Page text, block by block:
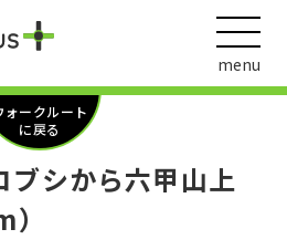
menu
ォークルート
に戻る
ブシから六甲山上
ネス動画